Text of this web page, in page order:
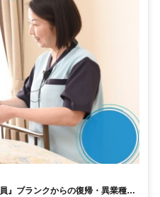
』ブランクからの復帰・異業種か